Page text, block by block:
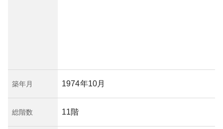
築年月 1974年10月
総階数 11階